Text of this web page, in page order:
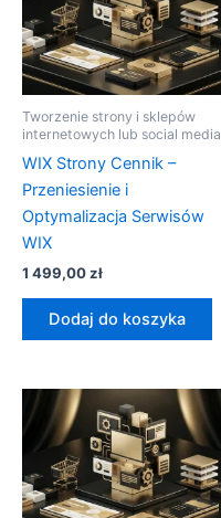
Tworzenie strony i sklepów
internetowych lub social media
WIX Strony Cennik –
Przeniesienie i
Optymalizacja Serwisów
WIX
1 499,00zł
Dodaj do koszyka